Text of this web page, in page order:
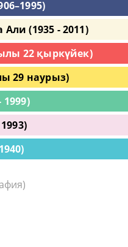
(1935 - 2011)
22 қыркүйек)
29 наурыз)